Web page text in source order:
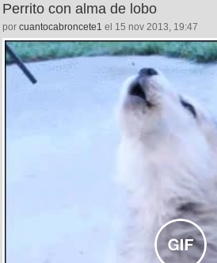
Perrito con alma de lobo
por cuantocabroncete1 el 15 nov 2013, 19:47